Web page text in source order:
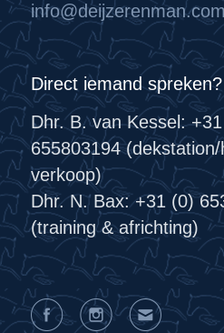
Direct iemand spreken?
Dhr. B. van Kessel:
655803194
verkoop)
Dhr. N. Bax: +31 (0)
(training & africhting)